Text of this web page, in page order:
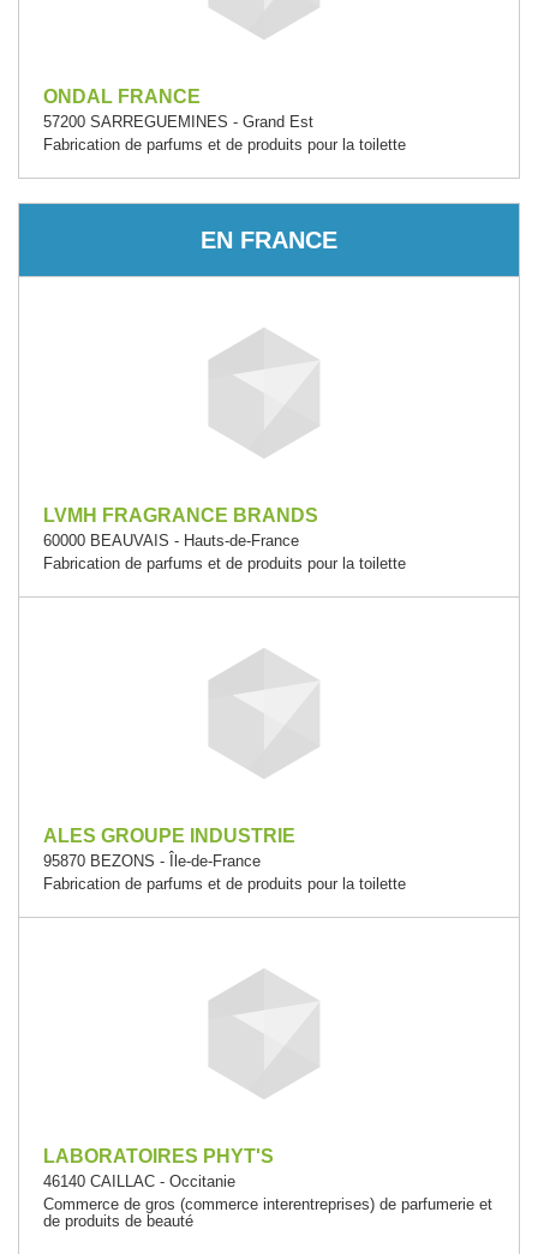
ONDAL FRANCE
57200 SARREGUEMINES - Grand Est
Fabrication de parfums et de produits pour la toilette
EN FRANCE
LVMH FRAGRANCE BRANDS
60000 BEAUVAIS - Hauts-de-France
Fabrication de parfums et de produits pour la toilette
ALES GROUPE INDUSTRIE
95870 BEZONS - Île-de-France
Fabrication de parfums et de produits pour la toilette
LABORATOIRES PHYT'S
46140 CAILLAC - Occitanie
Commerce de gros (commerce interentreprises) de parfumerie et
de produits de beauté